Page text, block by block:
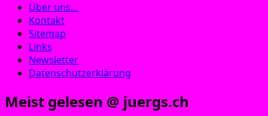
Über uns…
Kontakt
Sitemap
Links
Newsletter
Datenschutzerklärung
Meist gelesen @ juergs.ch